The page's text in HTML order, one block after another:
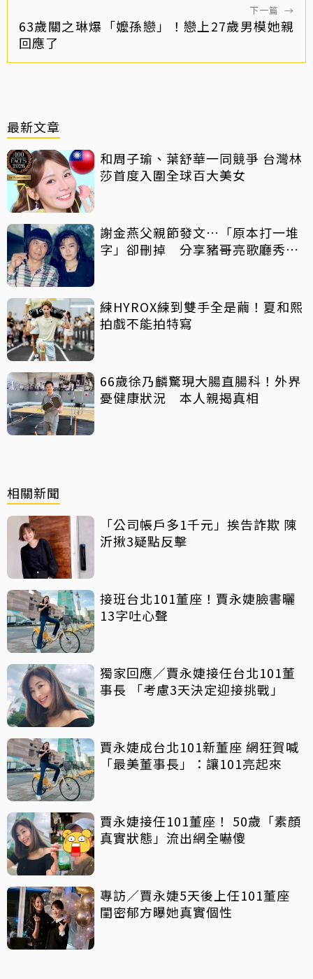
下一篇 →
63歲關之琳爆「嬤孫戀」！戀上27歲男模她親
回應了
最新文章
和周子瑜、葉舒華一同競爭 台灣林
莎首度入圍全球百大美女
謝金燕父親節發文…「原本打一堆
字」卻刪掉 分享豬哥亮歌廳秀歌
練HYROX練到雙手全是繭！夏和熙
拍戲不能拍特寫
66歲徐乃麟驚現大腸直腸科！外界
憂健康狀況 本人親揭真相
相關新聞
「公司帳戶多1千元」挨告詐欺 陳
沂揪3疑點反擊
接班台北101董座！賈永婕臉書曬
13字吐心聲
獨家回應／賈永婕接任台北101董
事長 「考慮3天決定迎接挑戰」
賈永婕成台北101新董座 網狂賀喊
「最美董事長」：讓101亮起來
賈永婕接任101董座！ 50歲「素顏
真實狀態」流出網全嚇傻
專訪／賈永婕5天後上任101董座
閨密郁方曝她真實個性